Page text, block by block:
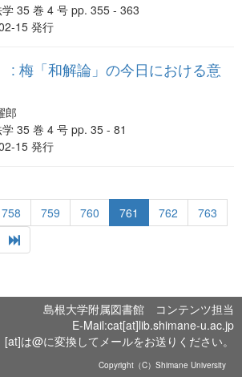
35 巻 4 号 pp. 355 - 363
15 発行
: 梅「和解論」の今日における意
郎
35 巻 4 号 pp. 35 - 81
15 発行
758 759 760 761 762
763
島根大学附属図書館 コンテンツ担当
E-Mail:cat[at]lib.shimane-u.ac.jp
[at]は@に変換してメールをお送りください。
Copyright（C）Shimane University